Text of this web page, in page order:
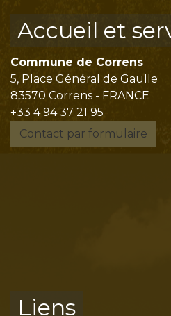
Accueil et
Commune de Correns
5, Place Général de Gaulle
83570 Correns - FRANCE
+33 4 94 37 21 95
Contact par formulaire
Liens